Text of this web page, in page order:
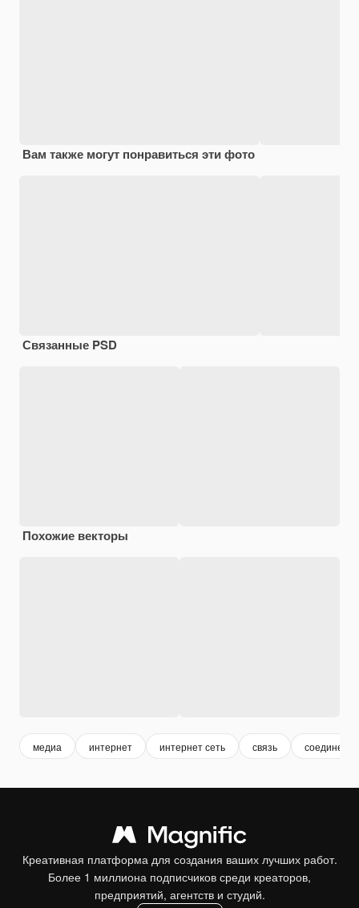
Вам также могут понравиться эти фото
Связанные PSD
Похожие векторы
медиа интернет интернет сеть связь соединение
Креативная платформа для создания ваших лучших работ.
Более 1 миллиона подписчиков среди креаторов,
предприятий, агентств и студий.